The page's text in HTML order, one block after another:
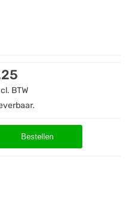
BTW
Bestellen